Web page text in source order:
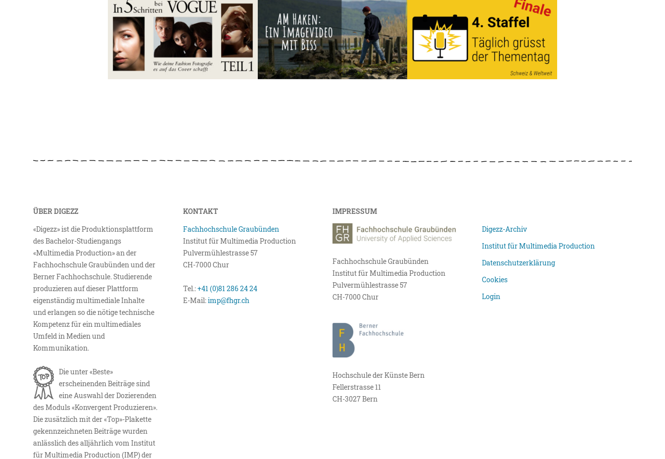
ÜBER DIGEZZ
«Digezz» ist die Produktionsplattform
des Bachelor-Studiengangs
«Multimedia Production» an der
Fachhochschule Graubünden und der
Berner Fachhochschule. Studierende
produzieren auf dieser Plattform
eigenständig multimediale Inhalte
und erlangen so die nötige technische
Kompetenz für ein multimediales
Umfeld in Medien und
Kommunikation.
Die unter «Beste»
erscheinenden Beiträge sind
eine Auswahl der Dozierenden
des Moduls «Konvergent Produzieren».
Die zusätzlich mit der «Top»-Plakette
gekennzeichneten Beiträge wurden
anlässlich des alljährlich vom Institut
für Multimedia Production (IMP) der
KONTAKT
Fachhochschule Graubünden
Institut für Multimedia Production
Pulvermühlestrasse 57
CH-7000 Chur
Tel.:+41 (0)81 286 24 24
E-Mail:imp@fhgr.ch
IMPRESSUM
Fachhochschule Graubünden
Institut für Multimedia Production
Pulvermühlestrasse 57
CH-7000 Chur
Hochschule der Künste Bern
Fellerstrasse 11
CH-3027 Bern
Digezz-Archiv
Institut für Multimedia Production
Datenschutzerklärung
Cookies
Login